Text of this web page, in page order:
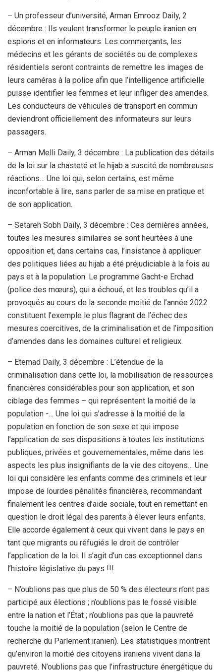
– Un professeur d’université, Arman Emrooz Daily, 2
décembre : Ils veulent transformer le peuple iranien en
espions et en informateurs. Les commerçants, les
médecins et les gérants de sociétés ou de complexes
résidentiels seront contraints de remettre les images de
leurs caméras à la police afin que l’intelligence artificielle
puisse identifier les femmes et leur infliger des amendes.
Les conducteurs de véhicules de transport en commun
deviendront officiellement des informateurs sur leurs
passagers.
– Arman Melli Daily, 3 décembre : La publication des détails
de la loi sur la chasteté et le hijab a suscité de nombreuses
réactions… Une loi qui, selon certains, est même
inconfortable à lire, sans parler de sa mise en pratique et
de son application.
– Setareh Sobh Daily, 3 décembre : Ces dernières années,
toutes les mesures similaires se sont heurtées à une
opposition et, dans certains cas, l’insistance à appliquer
des politiques liées au hijab a été préjudiciable à la fois au
pays et à la population. Le programme Gacht-e Erchad
(police des mœurs), qui a échoué, et les troubles qu’il a
provoqués au cours de la seconde moitié de l’année 2022
constituent l’exemple le plus flagrant de l’échec des
mesures coercitives, de la criminalisation et de l’imposition
d’amendes dans les domaines culturel et religieux.
– Etemad Daily, 3 décembre : L’étendue de la
criminalisation dans cette loi, la mobilisation de ressources
financières considérables pour son application, et son
ciblage des femmes – qui représentent la moitié de la
population -… Une loi qui s’adresse à la moitié de la
population en fonction de son sexe et qui impose
l’application de ses dispositions à toutes les institutions
publiques, privées et gouvernementales, même dans les
aspects les plus insignifiants de la vie des citoyens… Une
loi qui considère les enfants comme des criminels et leur
impose de lourdes pénalités financières, recommandant
finalement les centres d’aide sociale, tout en remettant en
question le droit légal des parents à élever leurs enfants.
Elle accorde également à ceux qui vivent dans le pays en
tant que migrants ou réfugiés le droit de contrôler
l’application de la loi. Il s’agit d’un cas exceptionnel dans
l’histoire législative du pays !!!
– N’oublions pas que plus de 50 % des électeurs n’ont pas
participé aux élections ; n’oublions pas le fossé visible
entre la nation et l’État ; n’oublions pas que la pauvreté
touche la moitié de la population (selon le Centre de
recherche du Parlement iranien). Les statistiques montrent
qu’environ la moitié des citoyens iraniens vivent dans la
pauvreté. N’oublions pas que l’infrastructure énergétique du